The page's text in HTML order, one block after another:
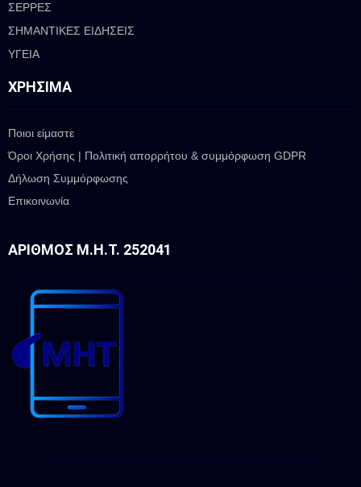
ΣΕΡΡΕΣ
ΣΗΜΑΝΤΙΚΕΣ ΕΙΔΗΣΕΙΣ
ΥΓΕΙΑ
ΧΡΉΣΙΜΑ
Ποιοι είμαστε
Όροι Χρήσης | Πολιτική απορρήτου & συμμόρφωση GDPR
Δήλωση Συμμόρφωσης
Επικοινωνία
ΑΡΙΘΜΌΣ Μ.Η.Τ. 252041